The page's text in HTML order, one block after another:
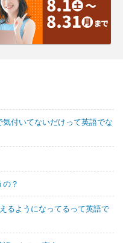
付いてないだけって英語でな
？
るようになってるって英語で